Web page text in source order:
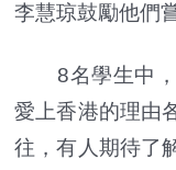
李慧琼鼓勵他們
8名學生中，
愛上香港的理由
往，有人期待了